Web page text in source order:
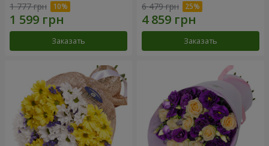
1 777 грн
Заказать
6 479 грн
Заказать